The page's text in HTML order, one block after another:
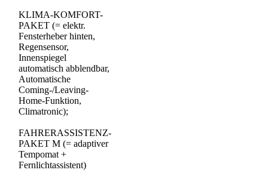
KLIMA-KOMFORT-
PAKET (= elektr.
Fensterheber hinten,
Regensensor,
Innenspiegel
automatisch abblendbar,
Automatische
Coming-/Leaving-
Home-Funktion,
Climatronic);
FAHRERASSISTENZ-
PAKET M (= adaptiver
Tempomat +
Fernlichtassistent)